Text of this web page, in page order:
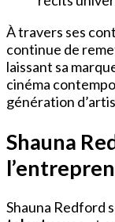
À travers ses
continue de
laissant sa
cinéma
génération
Shauna
Shauna Redford